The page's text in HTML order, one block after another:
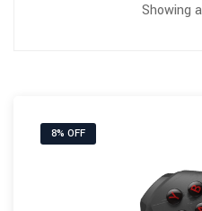
Showing
8% OFF